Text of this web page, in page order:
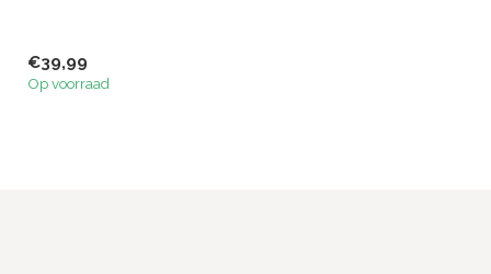
€39,99
Op voorraad